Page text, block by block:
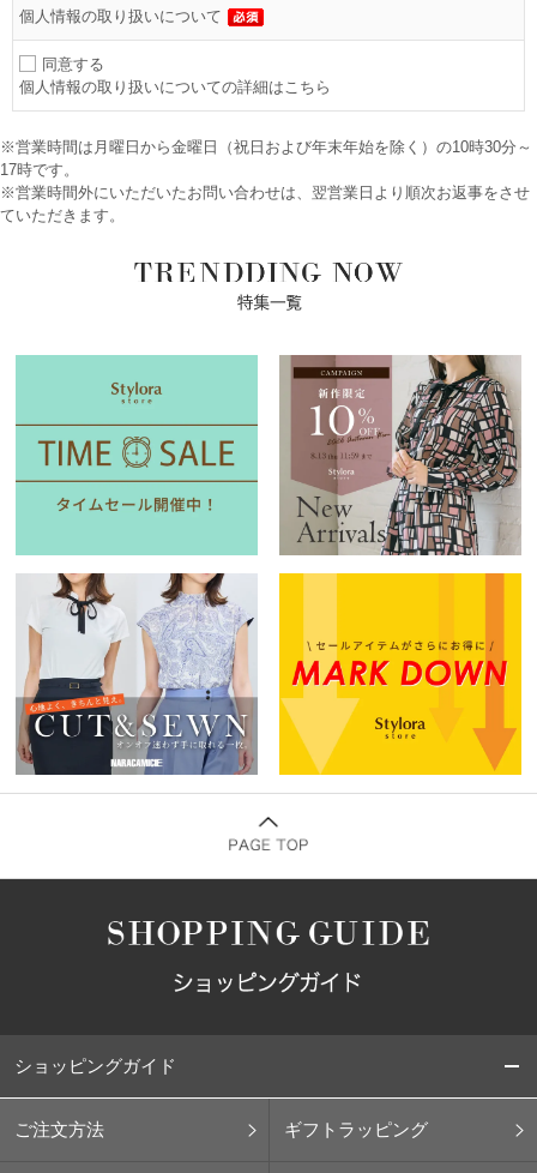
個人情報の取り扱いについて
同意する
個人情報の取り扱いについての詳細はこちら
※営業時間は月曜日から金曜日（祝日および年末年始を除く）の10時30分～
17時です。
※営業時間外にいただいたお問い合わせは、翌営業日より順次お返事をさせ
ていただきます。
ショッピングガイド
ご注文方法 ギフトラッピング